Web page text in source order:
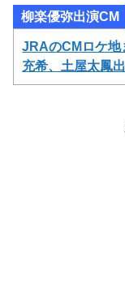
柳楽優弥出演CM
JRAのCMロケ地
充希、土屋太鳳出